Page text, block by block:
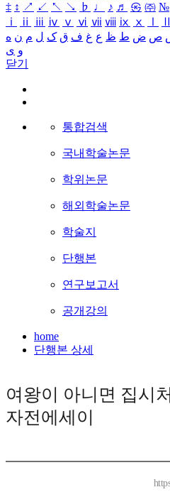
‡ ↕ ↗ ↙ ↖ ↘ ♭ ♩ ♪ ♬ ㉿ ㈜ №
ⅰ
ⅱ ⅲ ⅳ ⅴ ⅵ ⅶ ⅷ ⅸ ⅹ
ص ض ط ظ ع غ ف ق ک ل م ن ه
و ی
닫기
통합검색
국내학술논문
학위논문
해외학술논문
학술지
단행본
연구보고서
공개강의
home
단행본 상세
여왕이 아니면 집시
자전에세이